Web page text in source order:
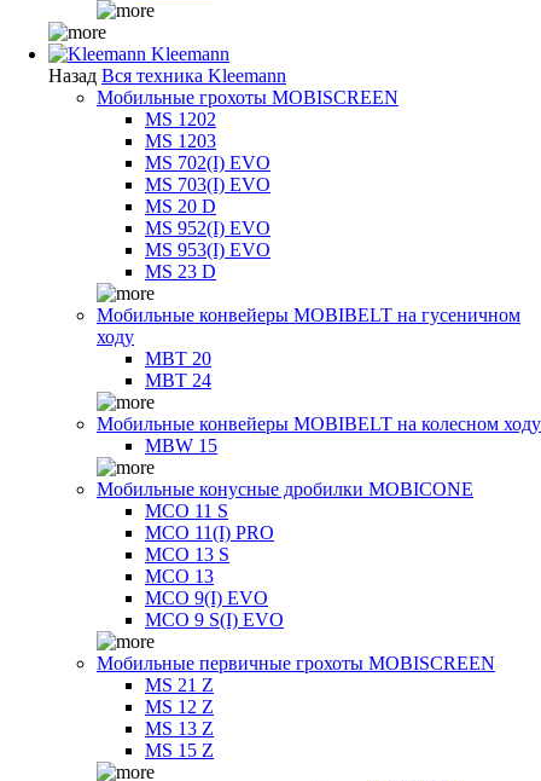
Kleemann
Назад Вся техника Kleemann
Мобильные грохоты MOBISCREEN
MS 1202
MS 1203
MS 702(I) EVO
MS 703(I) EVO
MS 20 D
MS 952(I) EVO
MS 953(I) EVO
MS 23 D
Мобильные конвейеры MOBIBELT на гусеничном
ходу
MBT 20
MBT 24
Мобильные конвейеры MOBIBELT на колесном ходу
MBW 15
Мобильные конусные дробилки MOBICONE
MCO 11 S
MCO 11(I) PRO
MCO 13 S
MCO 13
MCO 9(I) EVO
MCO 9 S(I) EVO
Мобильные первичные грохоты MOBISCREEN
MS 21 Z
MS 12 Z
MS 13 Z
MS 15 Z